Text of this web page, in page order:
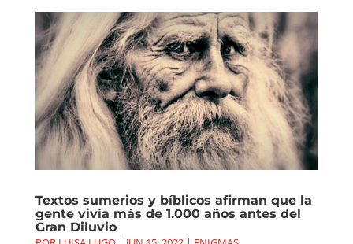
Textos sumerios y bíblicos afirman que la
gente vivía más de 1.000 años antes del
Gran Diluvio